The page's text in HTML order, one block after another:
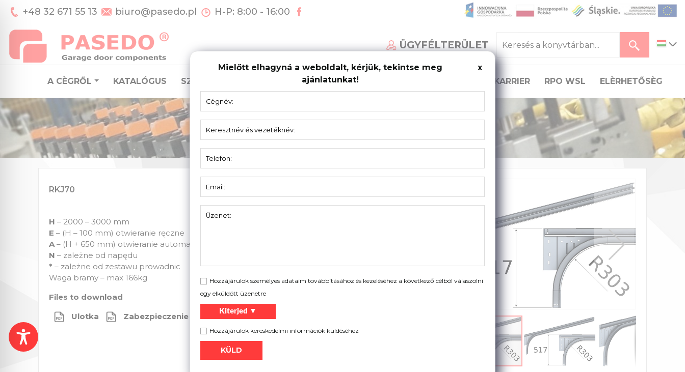
+48 32 671 55 13 biuro@pasedo.pl H-P: 8:00 - 16:00
ÜGYFÉLTERÜLET
A CÈGRŐL KATALÓGUS SZEKCIONÁLT KAPURENDSZEREK AKTUALITÁS KARRIER RPO WSL ELÈRHETŐSÈG
Mielőtt elhagyná a weboldalt, kérjük, tekintse meg
ajánlatunkat!
x
Hozzájárulok személyes adataim továbbításához és kezeléséhez a következő célból válaszolni
egy elküldött üzenetre
Kiterjed ▼
Hozzájárulok kereskedelmi információk küldéséhez
RKJ70
H – 2000 – 3000 mm
E – (H – 100 mm) otwieranie ręczne
A– (H + 650 mm) otwieranie automatycznie
N – zależne od napędu
* – zależne od zestawu prowadnic
Waga bramy – max 166kg
Files to download
Ulotka
Zabezpieczenie sprężyn